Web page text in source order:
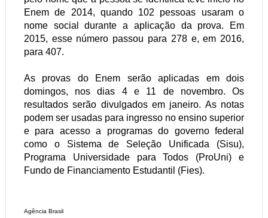
Enem de 2014, quando 102 pessoas usaram o
nome social durante a aplicação da prova. Em
2015, esse número passou para 278 e, em 2016,
para 407.
As provas do Enem serão aplicadas em dois
domingos, nos dias 4 e 11 de novembro. Os
resultados serão divulgados em janeiro. As notas
podem ser usadas para ingresso no ensino superior
e para acesso a programas do governo federal
como o Sistema de Seleção Unificada (Sisu),
Programa Universidade para Todos (ProUni) e
Fundo de Financiamento Estudantil (Fies).
Agência Brasil